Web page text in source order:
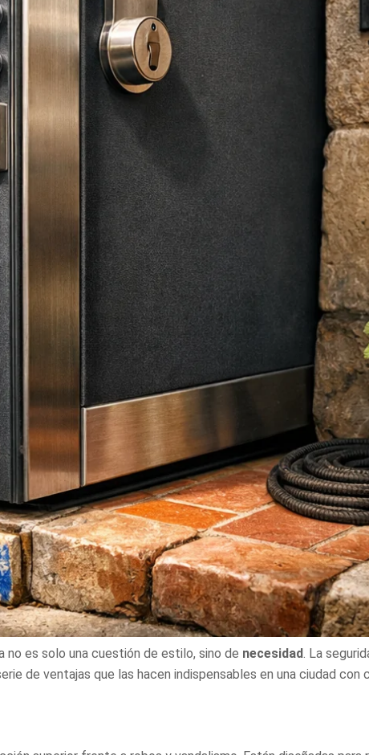
no es solo una cuestión de estilo, sino de necesidad. La
de ventajas que las hacen indispensables en una ciudad con